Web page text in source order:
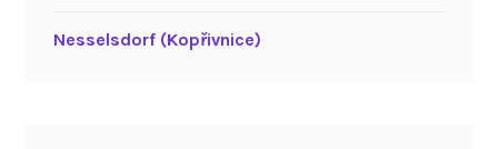
Nesselsdorf (Kopřivnice)